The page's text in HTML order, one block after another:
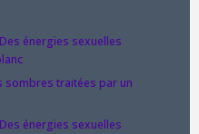
Des énergies sexuelles
sombres traitées par un
Des énergies sexuelles